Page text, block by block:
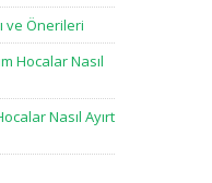
ve Önerileri
Hocalar Nasıl
Nasıl Ayırt